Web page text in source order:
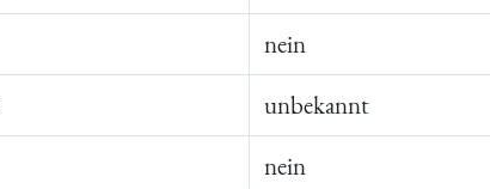
nein
unbekannt
nein